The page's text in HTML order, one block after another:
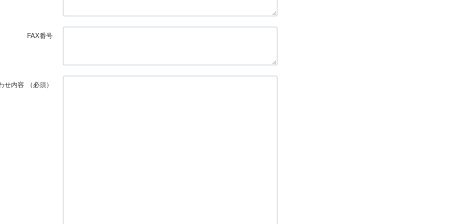
FAX番号
せ内容 （必須）